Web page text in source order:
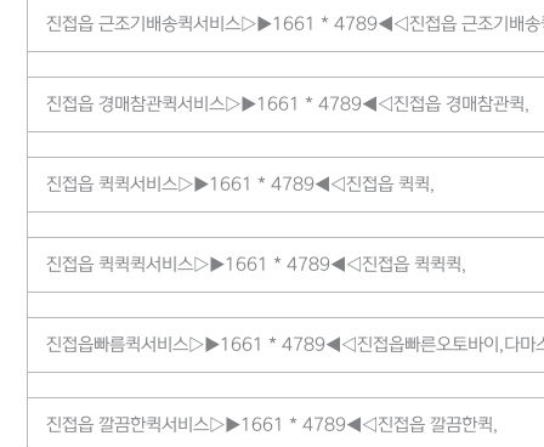
진접읍 근조기배송퀵서비스▷▶1661 * 4789◀◁진접읍 근조기배송
진접읍 경매참관퀵서비스▷▶1661 * 4789◀◁진접읍 경매참관퀵,
진접읍 퀵퀵서비스▷▶1661 * 4789◀◁진접읍 퀵퀵,
진접읍 퀵퀵퀵서비스▷▶1661 * 4789◀◁진접읍 퀵퀵퀵,
진접읍빠름퀵서비스▷▶1661 * 4789◀◁진접읍빠른오토바이,다마
진접읍 깔끔한퀵서비스▷▶1661 * 4789◀◁진접읍 깔끔한퀵,